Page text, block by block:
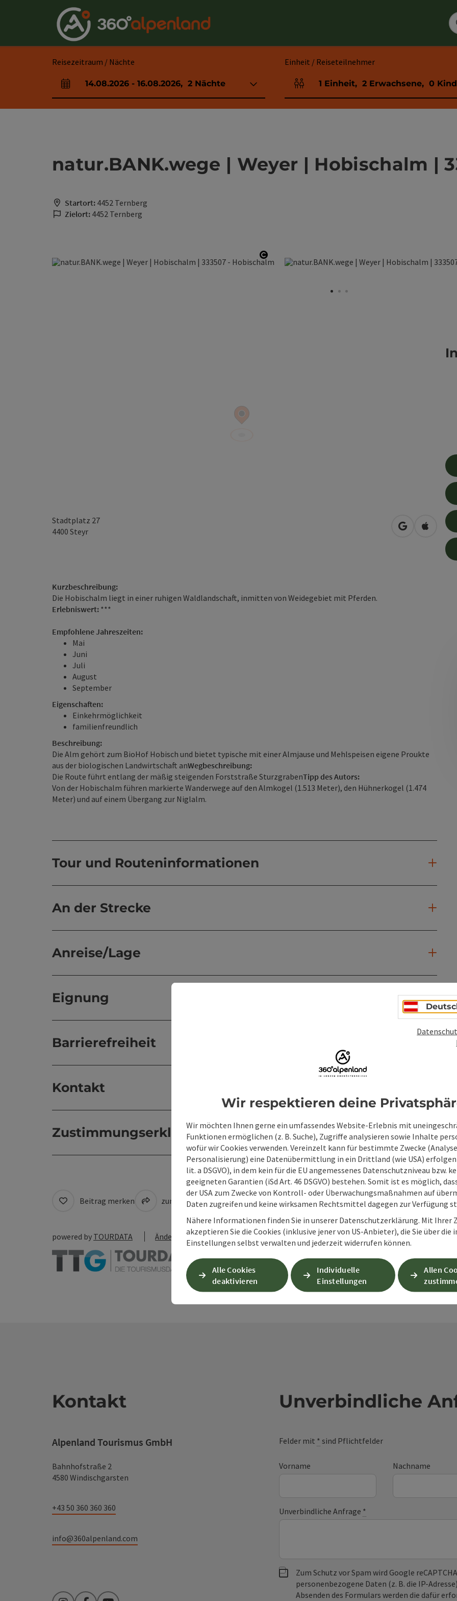
Accesskey
[0]
Zur NavigationAccesskey
[1]
Zum Seitenanfang[2]
Zur Kontaktseite Accesskey
[3]
Accesskey
[4]
Zum ImpressumAccesskey
[5]
Zu den Hinweisen zur Bedienung der Website
Zur StartseiteAccesskey
[7]
Reisezeitraum / Nächte
An- und Abreisefelder
14.08.2026 - 16.08.2026, 2 Nächte
Einheit / Reiseteilnehmer
Einheitenanzahl und Personenfelder
1 Einheit, 2 Erwachsene, 0
natur.BANK.wege | Weyer | Hobischalm |
Startort: 4452 Ternberg
Zielort: 4452 Ternberg
Copyright öffnen
Stadtplatz 27
4400 Steyr in Google
in
Kurzbeschreibung:
Die Hobischalm liegt in einer ruhigen Waldlandschaft, inmitten von Weidegebiet mit Pferden.
Erlebniswert: ***
Empfohlene Jahreszeiten:
Mai
Juni
Juli
August
September
Eigenschaften:
Einkehrmöglichkeit
familienfreundlich
Beschreibung:
Die Alm gehört zum BioHof Hobisch und bietet typische mit einer Almjause und Mehlspeisen eigene Proukte
aus der biologischen Landwirtschaft anWegbeschreibung:
Die Route führt entlang der mäßig steigenden Forststraße SturzgrabenTipp des Autors:
Von der Hobischalm führen markierte Wanderwege auf den Almkogel (1.513 Meter), den Hühnerkogel (1.474
Meter) und auf einem Übergang zur Niglalm.
Tour und Routeninformationen
An der Strecke
Anreise/Lage
Eignung
Barrierefreiheit
Kontakt
Zustimmungserklärung
Beitrag merken zum Merkzettel PDF erstellen Beitrag drucken In der Nähe
powered by TOURDATA Änderung vorschlagen
Kontakt
Alpenland Tourismus GmbH
Bahnhofstraße 2
4580 Windischgarsten
+43 50 360 360 360
info@360alpenland.com
Unverbindliche
Felder mit * sind Pflichtfelder
Vorname Nachname
Unverbindliche Anfrage *
Zum Schutz vor Spam wird Google
personenbezogene Daten (z. B. die IP-
Absenden des Formulars werden die dafür
Wir respektieren deine
Wir möchten Ihnen gerne ein umfassendes Website-Erlebnis mit
Funktionen ermöglichen (z. B. Suche), Zugriffe analysieren sowie Inhalte
wofür wir Cookies verwenden. Vereinzelt kann für bestimmte Zwecke
Personalisierung) eine Datenübermittlung in ein Drittland (wie USA) erfolgen
lit. a DSGVO), in dem kein für die EU angemessenes Datenschutzniveau bzw.
geeigneten Garantien (iSd Art. 46 DSGVO) bestehen. Somit ist es möglich,
der USA zum Zwecke von Kontroll- oder Überwachungsmaßnahmen auf
Daten zugreifen und keine wirksamen Rechtsmittel dagegen zur Verfügung
Nähere Informationen finden Sie in unserer Datenschutzerklärung. Mit Ihrer
akzeptieren Sie die Cookies (inklusive jener von US-Anbieter), die Sie über die
Einstellungen selbst verwalten und jederzeit widerrufen können.
Alle Cookies
deaktivieren
Individuelle
Einstellungen
Allen